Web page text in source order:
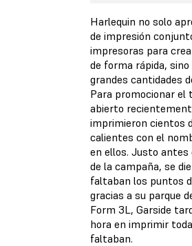
Harlequin no solo
de impresión
impresoras para
de forma rápida,
grandes cantidades
Para promocionar el
abierto
imprimieron cientos
calientes con el
en ellos. Justo antes
de la campaña, se
faltaban los puntos
gracias a su parque
Form 3L, Garside
hora en imprimir
faltaban.